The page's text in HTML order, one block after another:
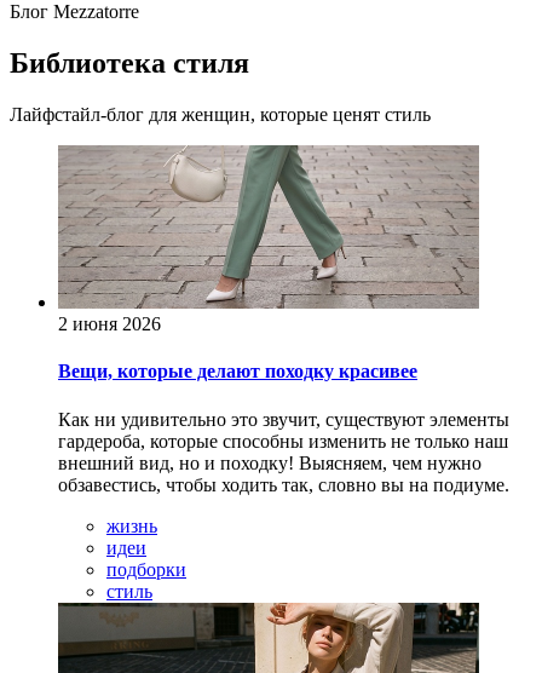
Блог Mezzatorre
Библиотека стиля
Лайфстайл-блог для женщин, которые ценят стиль
2 июня 2026
Вещи, которые делают походку красивее
Как ни удивительно это звучит, существуют элементы
гардероба, которые способны изменить не только наш
внешний вид, но и походку! Выясняем, чем нужно
обзавестись, чтобы ходить так, словно вы на подиуме.
жизнь
идеи
подборки
стиль